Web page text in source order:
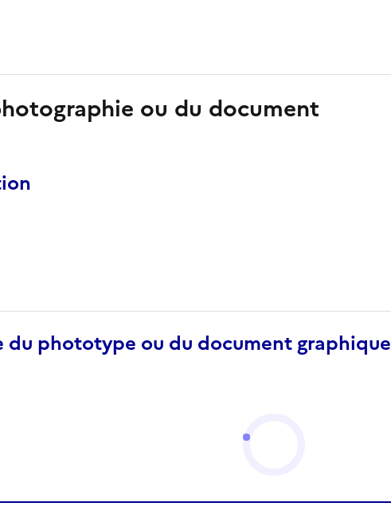
ou du document
phototype ou du document graphique